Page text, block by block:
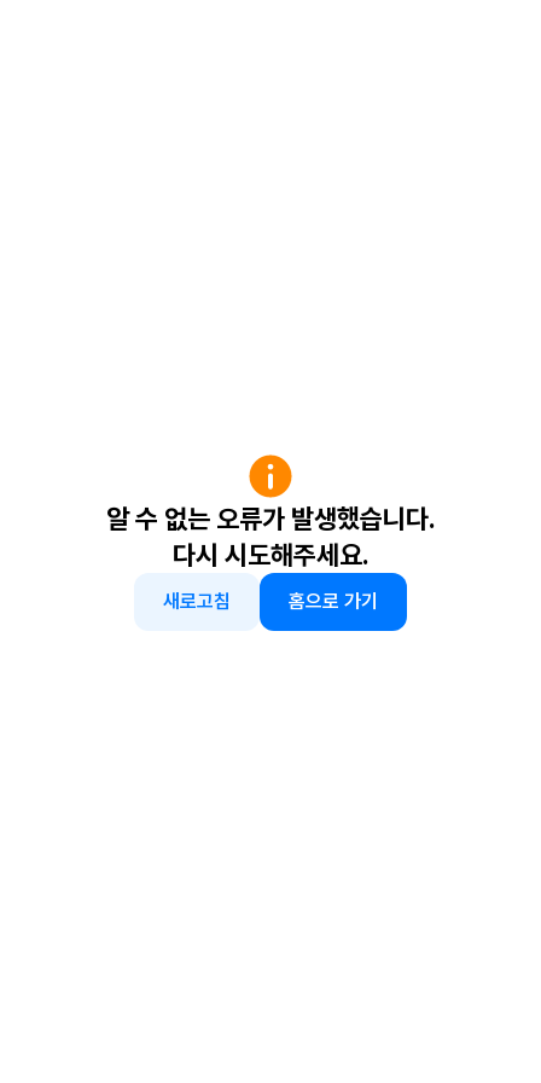
알 수 없는 오류가 발생했습니다.
다시 시도해주세요.
새로고침 홈으로 가기